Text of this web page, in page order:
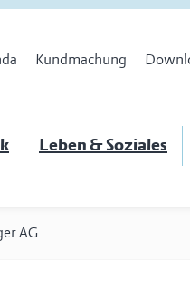
Kundmachung
Leben & Soziales
AG